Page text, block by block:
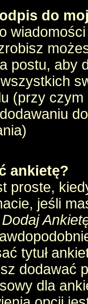
do
postu,
(przy
ankietę?
proste,
jeśli
Dodaj
tytuł
dodawać
dla